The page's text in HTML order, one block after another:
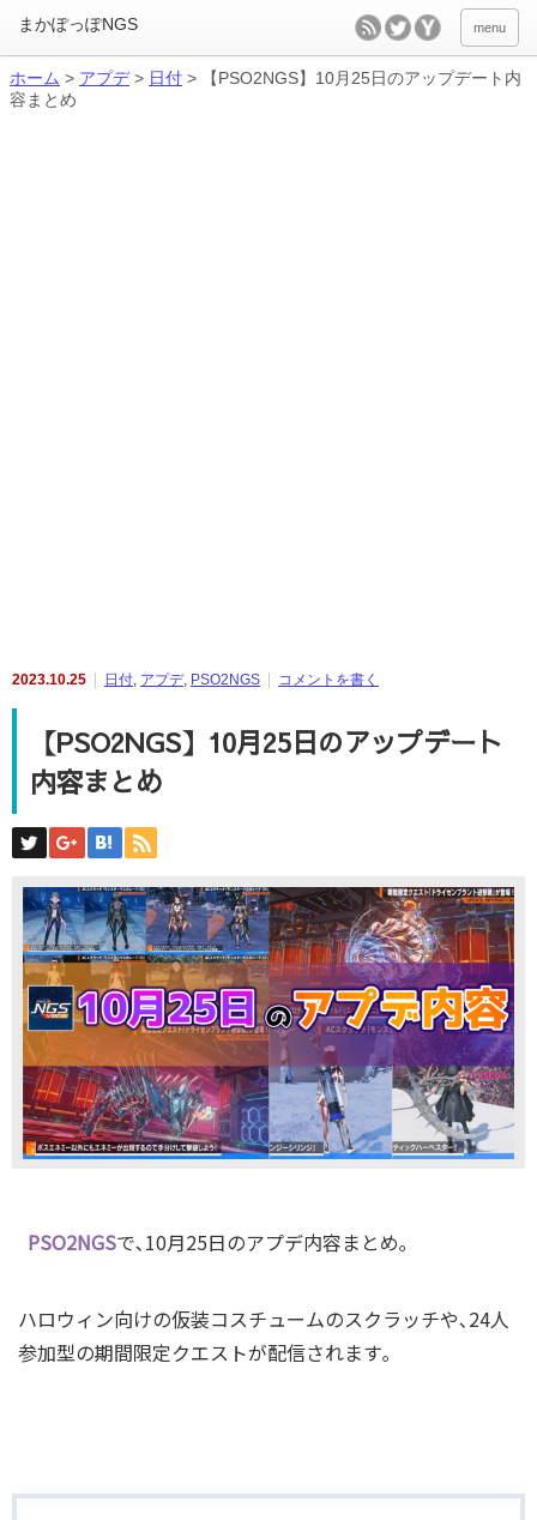
menu
ホーム > アプデ> 日付 >
【PSO2NGS】10月25日のアップデート内
容まとめ
2023.10.25 日付, アプデ, PSO2NGS コメントを書く
【PSO2NGS】10月25日のアップデート
内容まとめ
PSO2NGSで､10月25日のアプデ内容まとめ｡
ハロウィン向けの仮装コスチュームのスクラッチや､24人
参加型の期間限定クエストが配信されます｡